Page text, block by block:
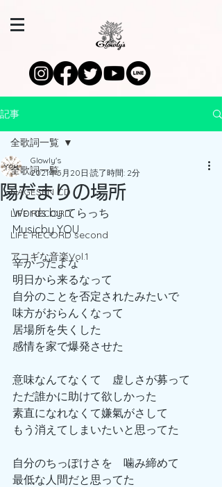
記事
全歌詞一覧
NAGESEN CD
LIFE RECORD
LIFE RECORD second
アコギな音楽Vol.1
全歌詞一覧
陽だまりの場所
Glowly's
2021年5月20日 読了時間: 2分
Words by てらっち
Musicby YOU
辛かったよな
明日から来るなって
自分のことを否定されたみたいで
味方がおらんくなって
居場所を失くした
感情を家で爆発させた
意味なんてなくて　虚しさが募って
ただ誰かに助けて欲しかった
素直になれなくて嫌氣がさして
もう消えてしまいたいと思ってた
自分のちっぽけさを　噛み締めて
最低な人間だと思ってた